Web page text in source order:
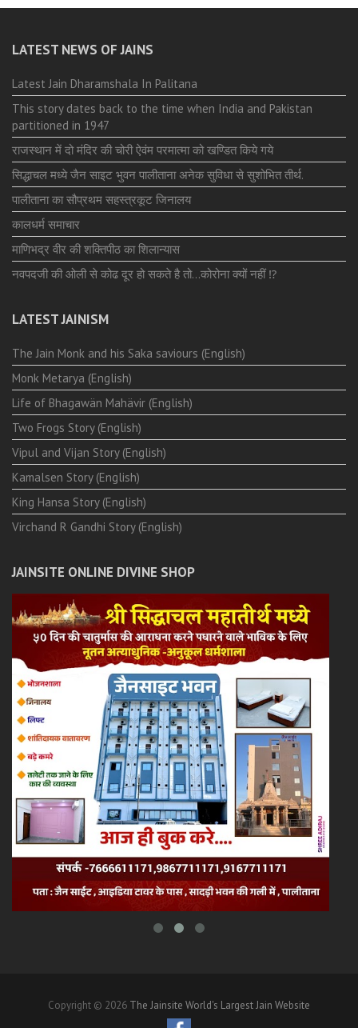
LATEST NEWS OF JAINS
Latest Jain Dharamshala In Palitana
This story dates back to the time when India and Pakistan
partitioned in 1947
राजस्थान में दो मंदिर की चोरी ऐवंम परमात्मा को खण्डित किये गये
सिद्धाचल मध्ये जैन साइट भुवन पालीताना अनेक सुविधा से सुशोभित तीर्थ.
पालीताना का सौप्रथम सहस्त्रकूट जिनालय
कालधर्म समाचार
माणिभद्र वीर की शक्तिपीठ का शिलान्यास
नवपदजी की ओली से कोढ दूर हो सकते है तो…कोरोना क्यों नहीं ⁉️
LATEST JAINISM
The Jain Monk and his Saka saviours (English)
Monk Metarya (English)
Life of Bhagawän Mahävir (English)
Two Frogs Story (English)
Vipul and Vijan Story (English)
Kamalsen Story (English)
King Hansa Story (English)
Virchand R Gandhi Story (English)
JAINSITE ONLINE DIVINE SHOP
Copyright © 2026 The Jainsite World's Largest Jain Website